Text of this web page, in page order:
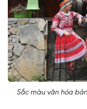
Sắc màu văn hóa